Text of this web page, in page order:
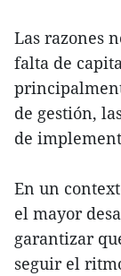
Las razones
falta de
de gestión,
de
En un
el mayor
garantizar
seguir el